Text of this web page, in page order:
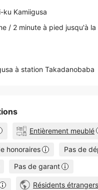
-ku Kamiigusa
/ 2 minute à pied jusqu'à
à station Takadanobaba
Entièrement meublé
honoraires
Pas de
Pas de garant
Résidents